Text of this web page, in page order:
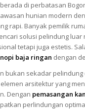
di perbatasan
hunian modern
rapi. Banyak pemilik
solusi pelindung luar
tetapi juga estetis.
baja ringan dengan
bukan sekadar
arsitektur yang
Dengan pemasangan
perlindungan